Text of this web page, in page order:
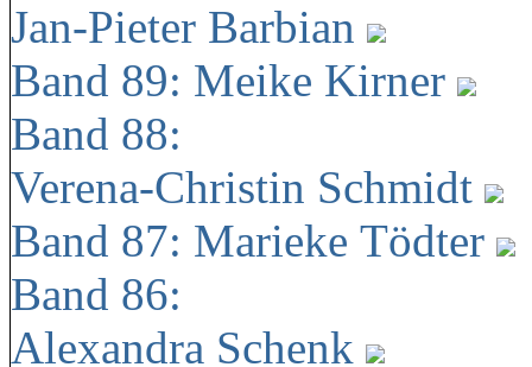
Jan-Pieter Barbian
Band 89: Meike Kirner
Band 88:
Verena-Christin Schmidt
Band 87: Marieke Tödter
Band 86:
Alexandra Schenk